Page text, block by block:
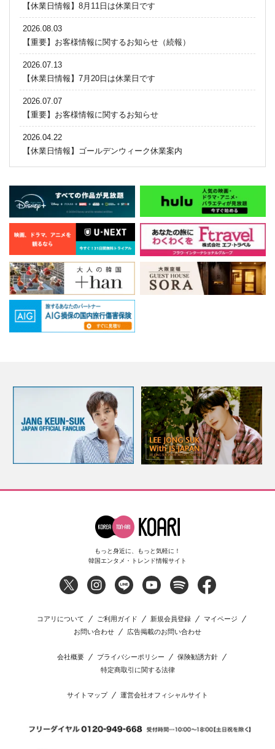
【休業日情報】8月11日は休業日です
2026.08.03
【重要】お客様情報に関するお知らせ（続報）
2026.07.13
【休業日情報】7月20日は休業日です
2026.07.07
【重要】お客様情報に関するお知らせ
2026.04.22
【休業日情報】ゴールデンウィーク休業案内
もっと身近に、もっと気軽に！
韓国エンタメ・トレンド情報サイト
コアリについて ご利用ガイド 新規会員登録
マイページ
お問い合わせ
広告掲載のお問い合わせ
会社概要 プライバシーポリシー
保険勧誘方針
特定商取引に関する法律
サイトマップ 運営会社オフィシャルサイト